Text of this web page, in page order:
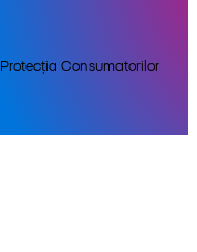
Consumatorilor